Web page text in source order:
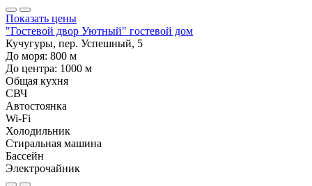
Показать цены
"Гостевой двор Уютный" гостевой дом
Кучугуры, пер. Успешный, 5
До моря: 800 м
До центра: 1000 м
Общая кухня
СВЧ
Автостоянка
Wi-Fi
Холодильник
Стиральная машина
Бассейн
Электрочайник